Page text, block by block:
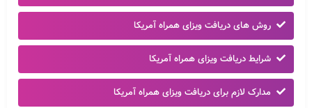
روش های دریافت ویزای همراه آمریکا
شرایط دریافت ویزای همراه آمریکا
مدارک لازم برای دریافت ویزای همراه آمریکا